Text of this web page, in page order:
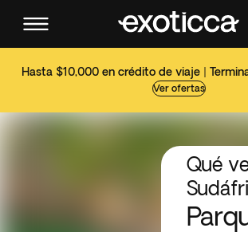
Hasta $10,000 en crédito de viaje |
Ver ofertas
Qué